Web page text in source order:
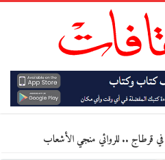
قرطاج .. للروائي منجي الأشعاب